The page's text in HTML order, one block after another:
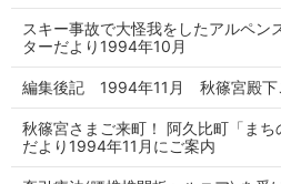
スキー事故で大怪我をしたアルペ
ターだより1994年10月
編集後記 1994年11月 秋篠宮殿下
秋篠宮さまご来町！ 阿久比町「ま
だより1994年11月にご案内